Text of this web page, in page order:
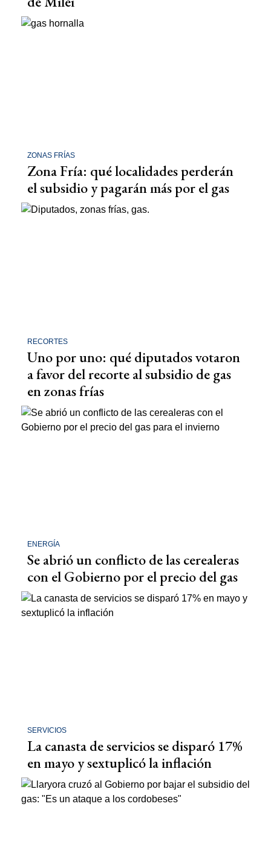
ZONAS FRÍAS
Zona Fría: qué localidades perderán
el subsidio y pagarán más por el gas
RECORTES
Uno por uno: qué diputados votaron
a favor del recorte al subsidio de gas
en zonas frías
ENERGÍA
Se abrió un conflicto de las cerealeras
con el Gobierno por el precio del gas
SERVICIOS
La canasta de servicios se disparó 17%
en mayo y sextuplicó la inflación